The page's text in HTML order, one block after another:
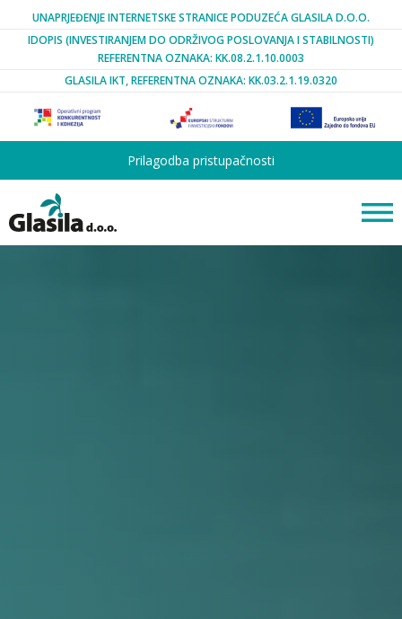
UNAPRJEĐENJE INTERNETSKE STRANICE PODUZEĆA GLASILA D.O.O.
IDOPIS (INVESTIRANJEM DO ODRŽIVOG POSLOVANJA I STABILNOSTI)
REFERENTNA OZNAKA: KK.08.2.1.10.0003
GLASILA IKT, REFERENTNA OZNAKA: KK.03.2.1.19.0320
Prilagodba pristupačnosti